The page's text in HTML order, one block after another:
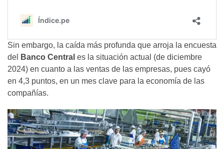
Sin embargo, la caída más profunda que arroja la encuesta
del
Banco Central es la situación actual (de diciembre
2024) en cuanto a las ventas de las empresas, pues cayó
en 4,3 puntos, en un mes clave para la economía de las
compañías.